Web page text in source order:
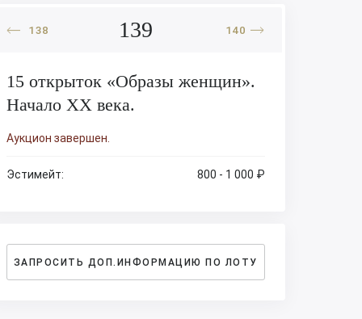
138 139 140
15 открыток «Образы женщин».
Начало XX века.
Аукцион завершен.
Эстимейт: 800 - 1 000 ₽
ЗАПРОСИТЬ ДОП.ИНФОРМАЦИЮ ПО ЛОТУ